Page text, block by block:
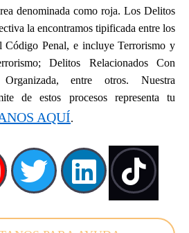
denominada como roja. Los Delitos
la encontramos tipificada entre los
Código Penal, e incluye Terrorismo y
Delitos Relacionados Con
entre otros. Nuestra
de estos procesos representa tu
AQUÍ.